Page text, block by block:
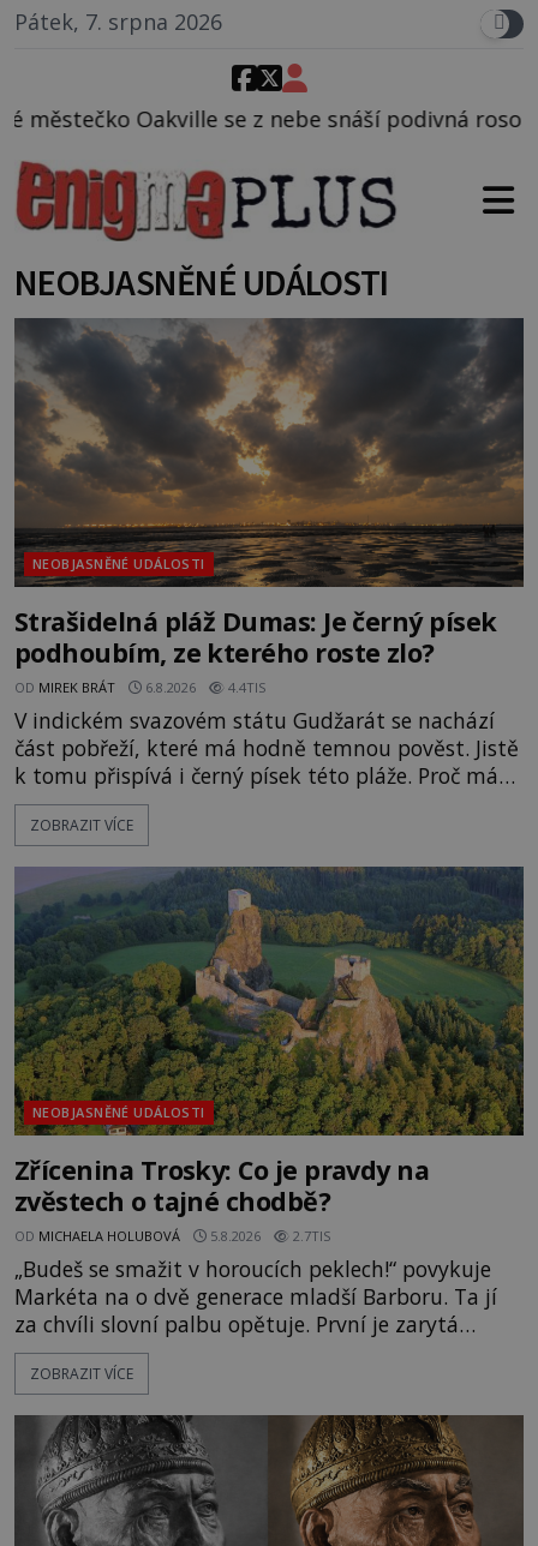
Pátek, 7. srpna 2026
nebe snáší podivná rosolovitá látka neznámého
NEOBJASNĚNÉ UDÁLOSTI
NEOBJASNĚNÉ UDÁLOSTI
Strašidelná pláž Dumas: Je černý písek
podhoubím, ze kterého roste zlo?
OD MIREK BRÁT 6.8.2026 4.4TIS
V indickém svazovém státu Gudžarát se nachází
část pobřeží, které má hodně temnou pověst. Jistě
k tomu přispívá i černý písek této pláže. Proč má
pláž takové netypické zbarvení? Nakolik jsou
pravdivé historky, že zde došlo k nevysvětlitelným
následovat. Vstupujeme na pláž Dumas ve městě
Surat. Gu
ZOBRAZIT VÍCE
NEOBJASNĚNÉ UDÁLOSTI
Zřícenina Trosky: Co je pravdy na
zvěstech o tajné chodbě?
OD MICHAELA HOLUBOVÁ 5.8.2026 2.7TIS
„Budeš se smažit v horoucích peklech!“ povykuje
Markéta na o dvě generace mladší Barboru. Ta jí
za chvíli slovní palbu opětuje. První je zarytá
katolička, druhá přesvědčená kališnice. A každá z
nich se usídlí na jedné z věží slavného hradu
mezi vůdce protihusitského boje. Za manželku má
skutečně jistou
ZOBRAZIT VÍCE